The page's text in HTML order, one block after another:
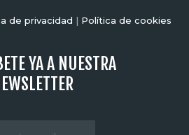
de privacidad | Política de cookies
YA A NUESTRA